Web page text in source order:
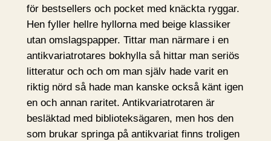
för bestsellers och pocket med knäckta ryggar.
Hen fyller hellre hyllorna med beige klassiker
utan omslagspapper. Tittar man närmare i en
antikvariatrotares bokhylla så hittar man seriös
litteratur och och om man själv hade varit en
riktig nörd så hade man kanske också känt igen
en och annan raritet. Antikvariatrotaren är
besläktad med biblioteksägaren, men hos den
som brukar springa på antikvariat finns troligen